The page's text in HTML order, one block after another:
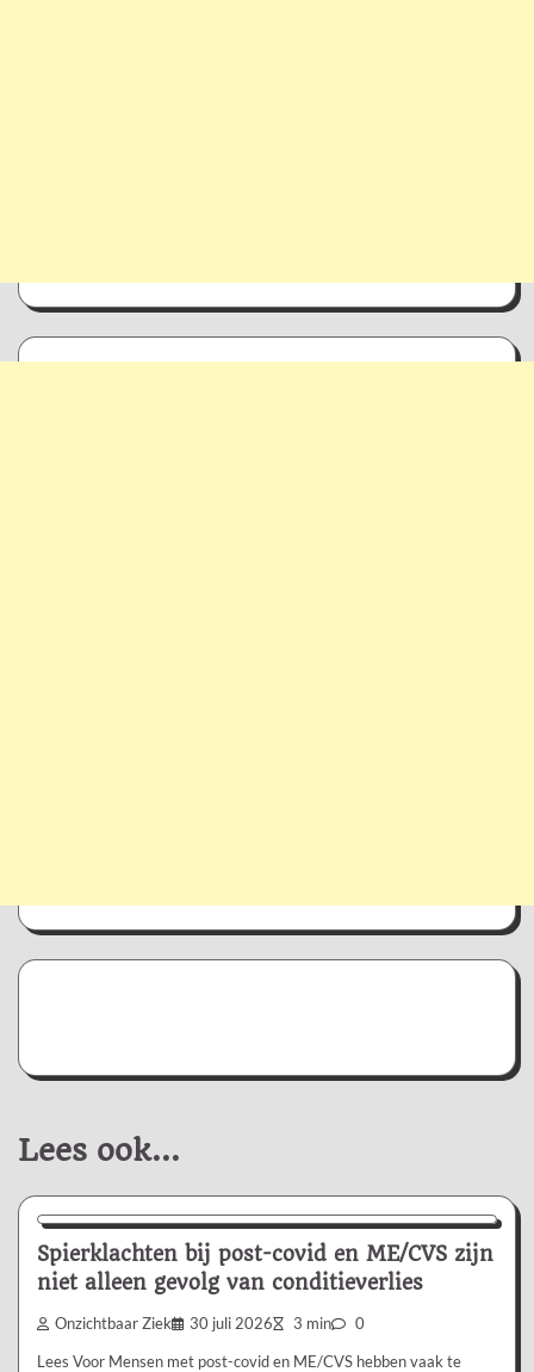
Lees ook...
Nieuws/Informatie
Spierklachten bij post-covid en ME/CVS zijn
niet alleen gevolg van conditieverlies
Onzichtbaar Ziek 30 juli 2026 3 min 0
Lees Voor Mensen met post-covid en ME/CVS hebben vaak te